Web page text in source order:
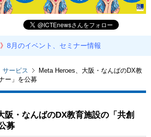
8月のイベント、セミナー情報
サービス
Meta Heroes、大阪・なんばのDX教
ー」を公募
阪・なんばのDX教育施設の「共創
募